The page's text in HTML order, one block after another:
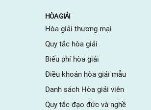
HÒA GIẢI
Hòa giải thương mại
Quy tắc hòa giải
Biểu phí hòa giải
Điều khoản hòa giải mẫu
Danh sách Hòa giải viên
Quy tắc đạo đức và nghề